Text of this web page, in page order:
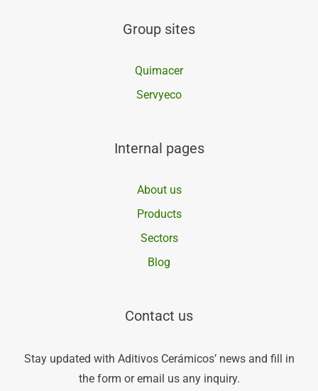
Group sites
Quimacer
Servyeco
Internal pages
About us
Products
Sectors
Blog
Contact us
Stay updated with Aditivos Cerámicos’ news and fill in
the form or email us any inquiry.